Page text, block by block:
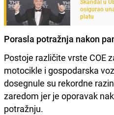
osigurao
platu
Porasla potražnja nakon
Postoje različite vrste COE
motocikle i gospodarska
dosegnule su rekordne
zaredom jer je oporavak
potražnju.